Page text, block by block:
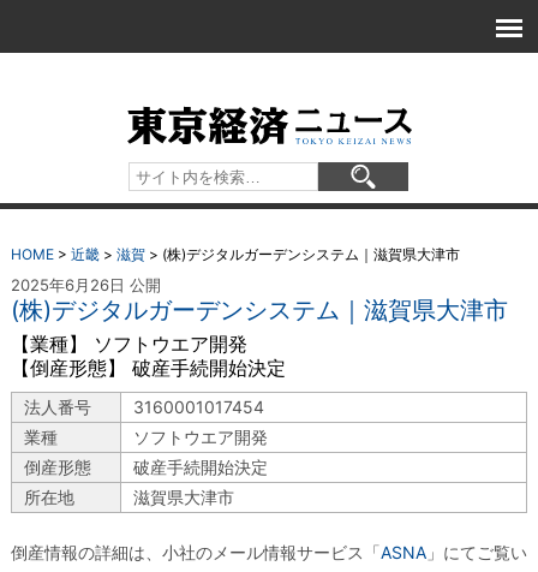
HOME> 近畿> 滋賀> (株)デジタルガーデンシステム｜滋賀県大津市
2025年6月26日 公開
(株)デジタルガーデンシステム｜滋賀県大津市
【業種】 ソフトウエア開発
【倒産形態】 破産手続開始決定
法人番号
3160001017454
業種
ソフトウエア開発
倒産形態
破産手続開始決定
所在地
滋賀県大津市
倒産情報の詳細は、小社のメール情報サービス「ASNA 」にてご覧い